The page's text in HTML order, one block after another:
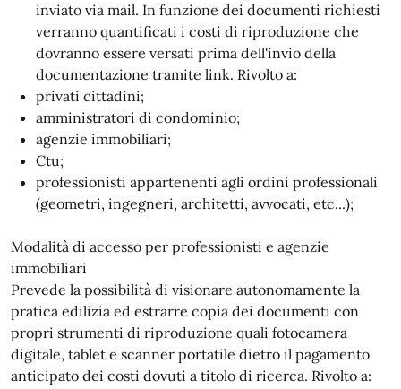
inviato via mail. In funzione dei documenti richiesti
verranno quantificati i costi di riproduzione che
dovranno essere versati prima dell'invio della
documentazione tramite link. Rivolto a:
privati cittadini;
amministratori di condominio;
agenzie immobiliari;
Ctu;
professionisti appartenenti agli ordini professionali
(geometri, ingegneri, architetti, avvocati, etc...);
Modalità di accesso per professionisti e agenzie
immobiliari
Prevede la possibilità di visionare autonomamente la
pratica edilizia ed estrarre copia dei documenti con
propri strumenti di riproduzione quali fotocamera
digitale, tablet e scanner portatile dietro il pagamento
anticipato dei costi dovuti a titolo di ricerca. Rivolto a: